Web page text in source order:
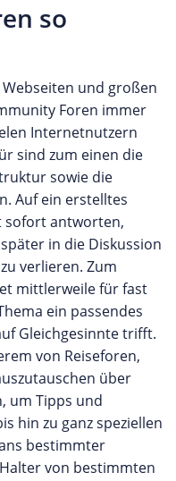
so
und großen
Foren immer
Internetnutzern
sind zum einen die
sowie die
Auf ein erstelltes
sofort antworten,
in die Diskussion
verlieren. Zum
mittlerweile für fast
ein passendes
Gleichgesinnte trifft.
von Reiseforen,
über
um Tipps und
hin zu ganz speziellen
bestimmter
von bestimmten